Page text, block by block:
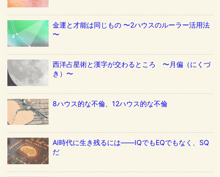
金運と才能は同じもの 〜2ハウスのルーラー活用法
〜
西洋占星術と漢字が交わるところ 〜月偏（にくづ
き）〜
8ハウス的な不倫、12ハウス的な不倫
AI時代に生き残るには——IQでもEQでもなく、SQ
だ